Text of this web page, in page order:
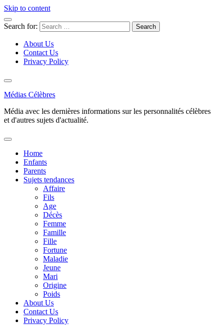
Skip to content
Search for:
About Us
Contact Us
Privacy Policy
Médias Célèbres
Média avec les dernières informations sur les personnalités célèbres
et d'autres sujets d'actualité.
Home
Enfants
Parents
Sujets tendances
Affaire
Fils
Age
Décès
Femme
Famille
Fille
Fortune
Maladie
Jeune
Mari
Origine
Poids
About Us
Contact Us
Privacy Policy